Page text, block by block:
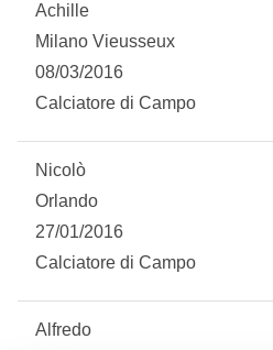
Achille
Milano Vieusseux
08/03/2016
Calciatore di Campo
Nicolò
Orlando
27/01/2016
Calciatore di Campo
Alfredo